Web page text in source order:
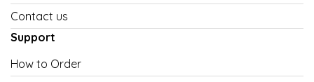
Contact us
Support
How to Order